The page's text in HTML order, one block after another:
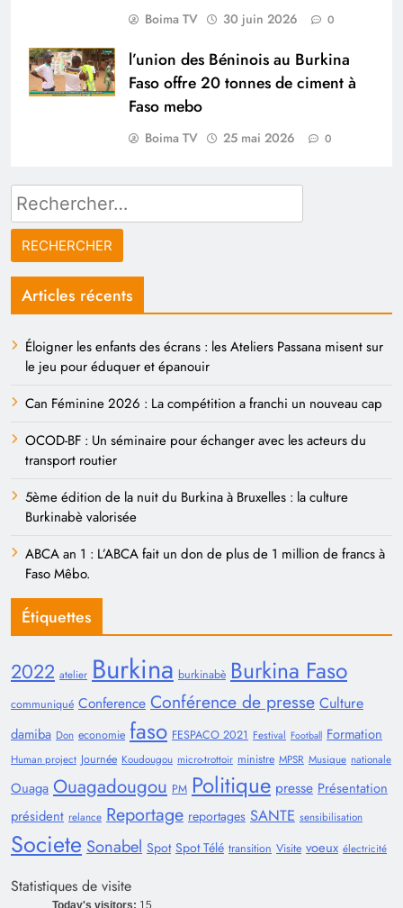
Boima TV 30 juin 2026 0
l’union des Béninois au Burkina
Faso offre 20 tonnes de ciment à
Faso mebo
Boima TV 25 mai 2026 0
Rechercher :
Articles récents
Éloigner les enfants des écrans : les Ateliers Passana misent sur
le jeu pour éduquer et épanouir
Can Féminine 2026 : La compétition a franchi un nouveau cap
OCOD-BF : Un séminaire pour échanger avec les acteurs du
transport routier
5ème édition de la nuit du Burkina à Bruxelles : la culture
Burkinabè valorisée
ABCA an 1 : L’ABCA fait un don de plus de 1 million de francs à
Faso Mêbo.
Étiquettes
2022 atelier Burkina burkinabè Burkina Faso
communiqué Conference Conférence de presse Culture
damiba Don economie faso FESPACO 2021 Festival Football Formation
Human project Journée Koudougou micro-trottoir ministre MPSR Musique nationale
Ouaga Ouagadougou PM Politique presse Présentation
président relance Reportage reportages SANTE sensibilisation
Societe Sonabel Spot Spot Télé transition Visite voeux électricité
Statistiques de visite
Today's visitors: 15